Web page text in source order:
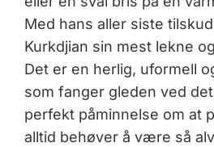
Med hans aller siste
Kurkdjian sin mest lekne
Det er en herlig, uformell
som fanger gleden ved
perfekt påminnelse om at
alltid behøver å være så